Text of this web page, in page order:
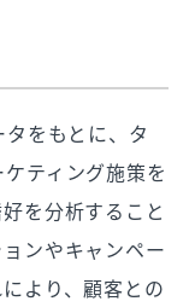
をもとに、タ
ティング施策を
を分析すること
ンやキャンペー
より、顧客との